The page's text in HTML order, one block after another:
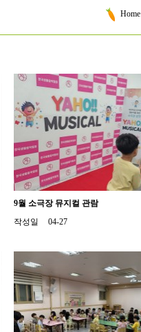
Home
9월 소극장 뮤지컬 관람
작성일
04-27